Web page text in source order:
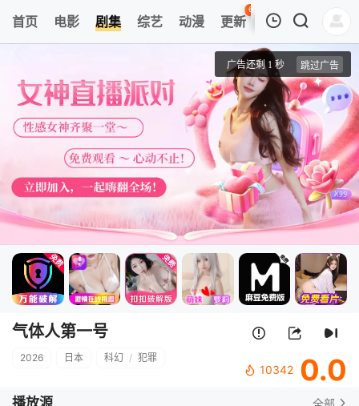
首页 电影 剧集 综艺 动漫 更新
63
热榜 APP
气体人第一号
气体人第一号
2026 日本 科幻 / 犯罪
10342 0.0
全部